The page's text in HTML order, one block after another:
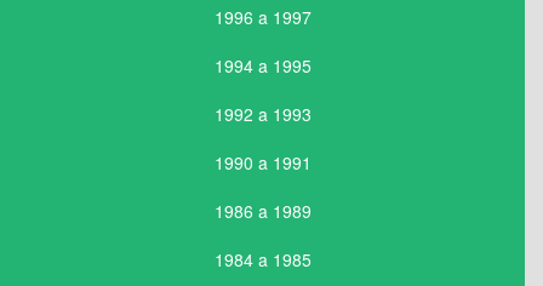
1996 a 1997
1994 a 1995
1992 a 1993
1990 a 1991
1986 a 1989
1984 a 1985